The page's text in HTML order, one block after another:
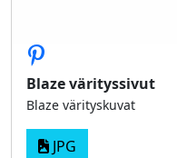
Blaze värityssivut
Blaze värityskuvat
JPG